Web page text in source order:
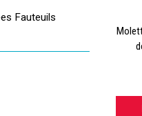
Fauteuils